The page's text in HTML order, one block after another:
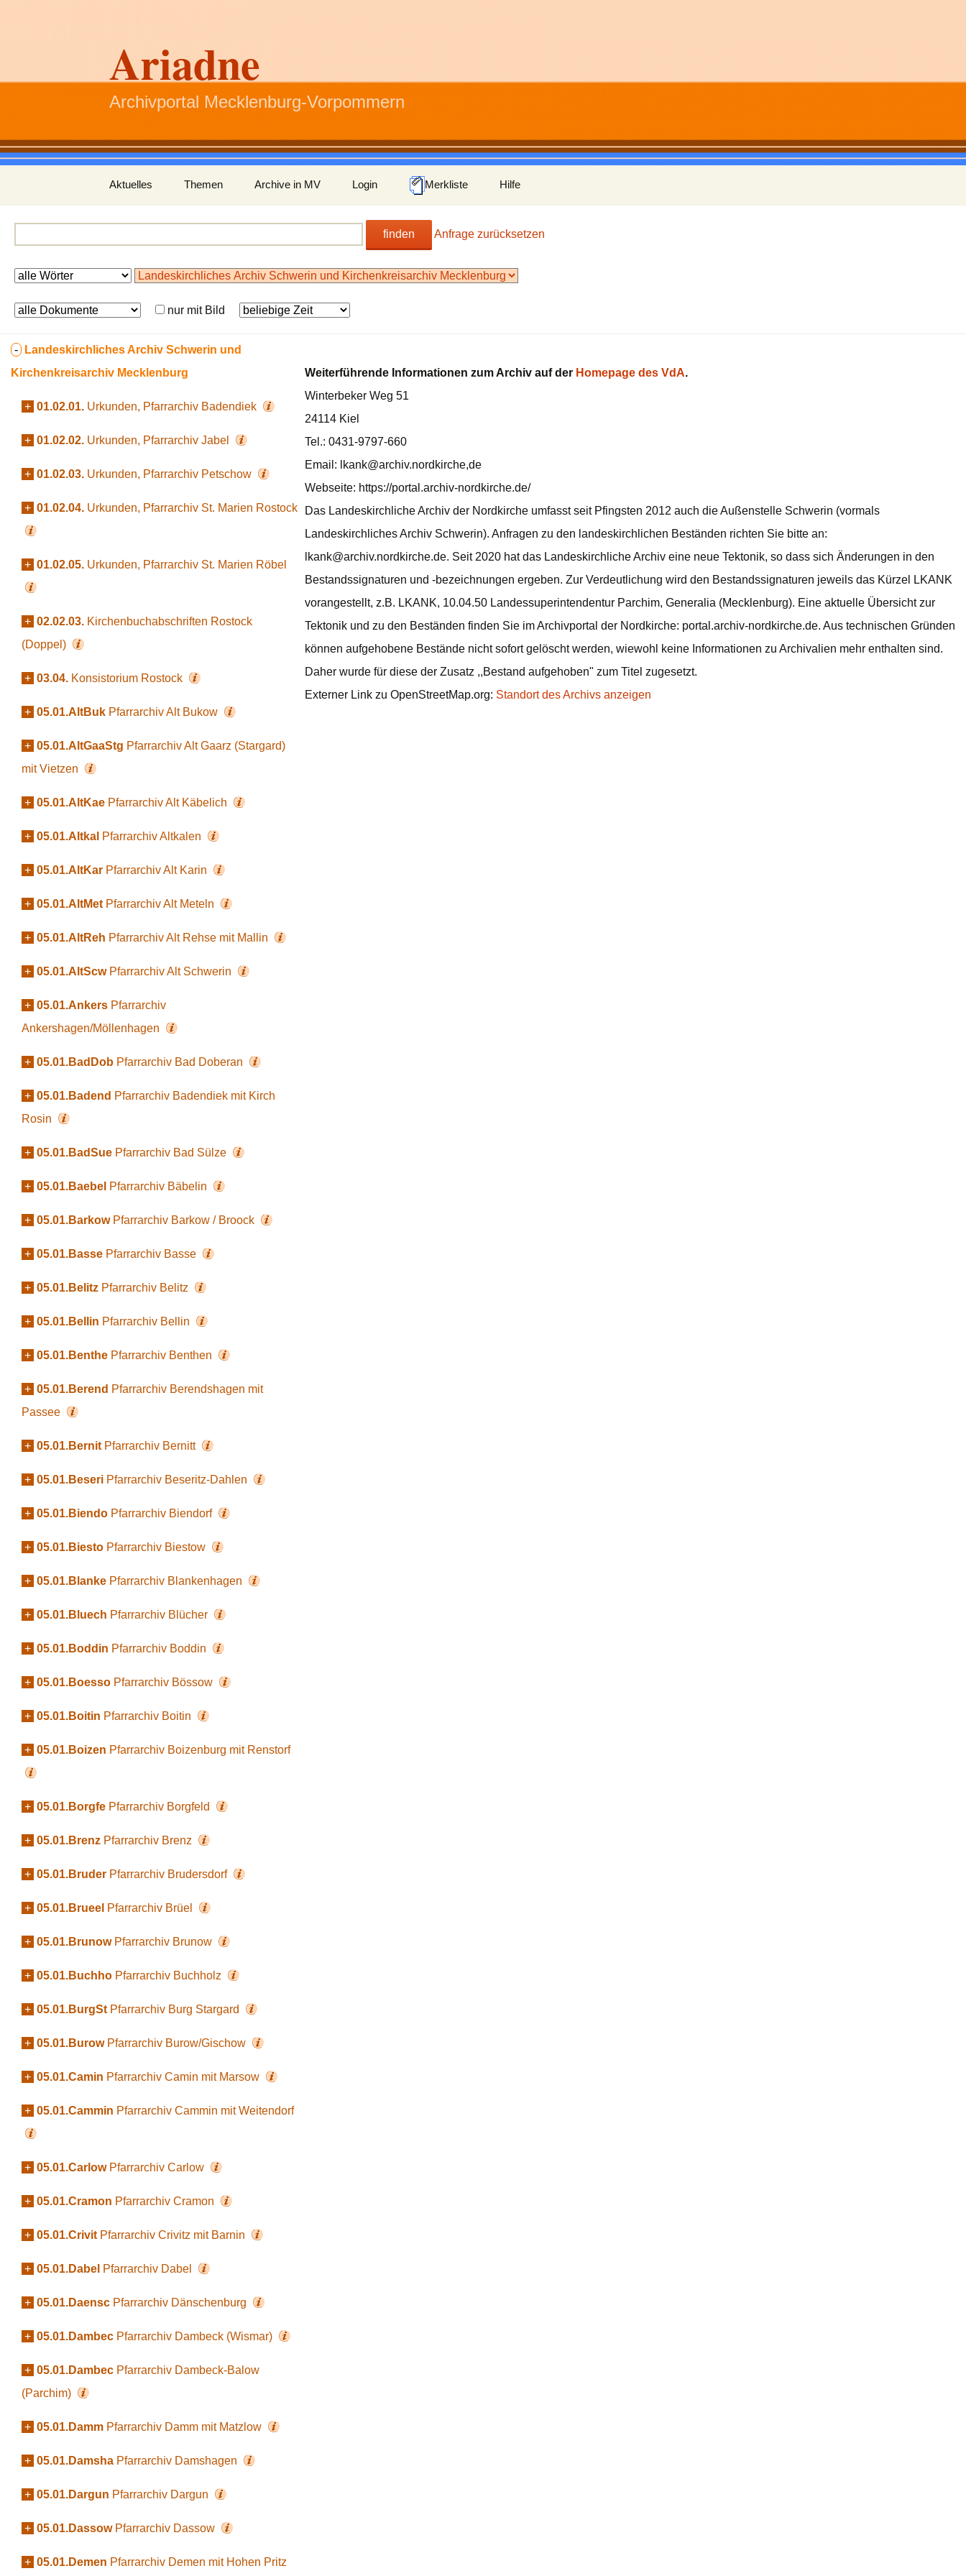
Ariadne
Archivportal Mecklenburg-Vorpommern
Inhalt
springen
Aktuelles Themen Archive in MV Login Merkliste Hilfe
finden Anfrage zurücksetzen
nur mit Bild
- Landeskirchliches Archiv Schwerin und
Kirchenkreisarchiv Mecklenburg
+ 01.02.01. Urkunden, Pfarrarchiv Badendiek
+ 01.02.02. Urkunden, Pfarrarchiv Jabel
+ 01.02.03. Urkunden, Pfarrarchiv Petschow
+ 01.02.04. Urkunden, Pfarrarchiv St. Marien Rostock
+ 01.02.05. Urkunden, Pfarrarchiv St. Marien Röbel
+ 02.02.03. Kirchenbuchabschriften Rostock
(Doppel)
+ 03.04. Konsistorium Rostock
+ 05.01.AltBuk Pfarrarchiv Alt Bukow
+ 05.01.AltGaaStg Pfarrarchiv Alt Gaarz (Stargard)
mit Vietzen
+ 05.01.AltKae Pfarrarchiv Alt Käbelich
+ 05.01.Altkal Pfarrarchiv Altkalen
+ 05.01.AltKar Pfarrarchiv Alt Karin
+ 05.01.AltMet Pfarrarchiv Alt Meteln
+ 05.01.AltReh Pfarrarchiv Alt Rehse mit Mallin
+ 05.01.AltScw Pfarrarchiv Alt Schwerin
+ 05.01.Ankers Pfarrarchiv
Ankershagen/Möllenhagen
+ 05.01.BadDob Pfarrarchiv Bad Doberan
+ 05.01.Badend Pfarrarchiv Badendiek mit Kirch
Rosin
+ 05.01.BadSue Pfarrarchiv Bad Sülze
+ 05.01.Baebel Pfarrarchiv Bäbelin
+ 05.01.Barkow Pfarrarchiv Barkow / Broock
+ 05.01.Basse Pfarrarchiv Basse
+ 05.01.Belitz Pfarrarchiv Belitz
+ 05.01.Bellin Pfarrarchiv Bellin
+ 05.01.Benthe Pfarrarchiv Benthen
+ 05.01.Berend Pfarrarchiv Berendshagen mit
Passee
+ 05.01.Bernit Pfarrarchiv Bernitt
+ 05.01.Beseri Pfarrarchiv Beseritz-Dahlen
+ 05.01.Biendo Pfarrarchiv Biendorf
+ 05.01.Biesto Pfarrarchiv Biestow
+ 05.01.Blanke Pfarrarchiv Blankenhagen
+ 05.01.Bluech Pfarrarchiv Blücher
+ 05.01.Boddin Pfarrarchiv Boddin
+ 05.01.Boesso Pfarrarchiv Bössow
+ 05.01.Boitin Pfarrarchiv Boitin
+ 05.01.Boizen Pfarrarchiv Boizenburg mit Renstorf
+ 05.01.Borgfe Pfarrarchiv Borgfeld
+ 05.01.Brenz Pfarrarchiv Brenz
+ 05.01.Bruder Pfarrarchiv Brudersdorf
+ 05.01.Brueel Pfarrarchiv Brüel
+ 05.01.Brunow Pfarrarchiv Brunow
+ 05.01.Buchho Pfarrarchiv Buchholz
+ 05.01.BurgSt Pfarrarchiv Burg Stargard
+ 05.01.Burow Pfarrarchiv Burow/Gischow
+ 05.01.Camin Pfarrarchiv Camin mit Marsow
+ 05.01.Cammin Pfarrarchiv Cammin mit Weitendorf
+ 05.01.Carlow Pfarrarchiv Carlow
+ 05.01.Cramon Pfarrarchiv Cramon
+ 05.01.Crivit Pfarrarchiv Crivitz mit Barnin
+ 05.01.Dabel Pfarrarchiv Dabel
+ 05.01.Daensc Pfarrarchiv Dänschenburg
+ 05.01.Dambec Pfarrarchiv Dambeck (Wismar)
+ 05.01.Dambec Pfarrarchiv Dambeck-Balow
(Parchim)
+ 05.01.Damm Pfarrarchiv Damm mit Matzlow
+ 05.01.Damsha Pfarrarchiv Damshagen
+ 05.01.Dargun Pfarrarchiv Dargun
+ 05.01.Dassow Pfarrarchiv Dassow
+ 05.01.Demen Pfarrarchiv Demen mit Hohen Pritz
Weiterführende Informationen zum Archiv auf der Homepage des VdA.
Winterbeker Weg 51
24114 Kiel
Tel.: 0431-9797-660
Email: lkank@archiv.nordkirche,de
Webseite: https://portal.archiv-nordkirche.de/
Das Landeskirchliche Archiv der Nordkirche umfasst seit Pfingsten 2012 auch die Außenstelle Schwerin (vormals
Landeskirchliches Archiv Schwerin). Anfragen zu den landeskirchlichen Beständen richten Sie bitte an:
lkank@archiv.nordkirche.de. Seit 2020 hat das Landeskirchliche Archiv eine neue Tektonik, so dass sich Änderungen in den
Bestandssignaturen und -bezeichnungen ergeben. Zur Verdeutlichung wird den Bestandssignaturen jeweils das Kürzel LKANK
vorangestellt, z.B. LKANK, 10.04.50 Landessuperintendentur Parchim, Generalia (Mecklenburg). Eine aktuelle Übersicht zur
Tektonik und zu den Beständen finden Sie im Archivportal der Nordkirche: portal.archiv-nordkirche.de. Aus technischen Gründen
können aufgehobene Bestände nicht sofort gelöscht werden, wiewohl keine Informationen zu Archivalien mehr enthalten sind.
Daher wurde für diese der Zusatz ,,Bestand aufgehoben" zum Titel zugesetzt.
Externer Link zu OpenStreetMap.org: Standort des Archivs anzeigen